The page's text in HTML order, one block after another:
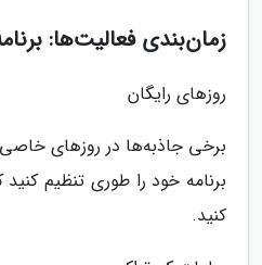
زمان‌بندی فعالیت‌ها:
روزهای رایگان
برخی جاذبه‌ها در روزهای خاصی
برنامه خود را طوری تنظیم
کنید.